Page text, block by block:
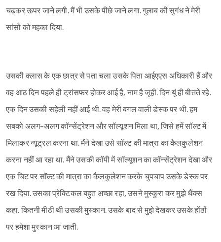
Sign in
चढ़कर ऊपर जाने लगी. मैं भी उसके पीछे जाने लगा. गुलाब की सुगंध ने मेरी
सांसों को महका दिया.
उसकी क्लास के एक छात्र से पता चला उसके पिता आईएएस अधिकारी हैं और
वह आठ दिन पहले ही ट्रांसफर होकर आई है, नाम है जूही. दिन यूं ही बीतते रहे.
एक दिन उसकी सहेली नहीं आई थी. वह मेरी बगल वाली डेस्क पर थी. हम
सबको अलग-अलग कॉन्सेंट्रेशन और सॉल्यूशन मिला था, जिसे हमें सॉल्ट में
मिलाकर न्यूट्रल करना था. मैंने देखा उसे सॉल्ट की मात्रा का कैलकुलेशन
करना नहीं आ रहा था. मैंने उसकी कॉपी में सॉल्यूशन का कॉन्सेंट्रेशन देखा और
एक चिट पर सॉल्ट की मात्रा का कैलकुलेशन करके चुपचाप उसके डेस्क पर
रख दिया. उसका प्रेक्टिकल बहुत अच्छा रहा, उसने मुस्कुरा कर मुझे थैंक्स
कहा. कितनी मीठी थी उसकी मुस्कान. उसके बाद से मुझे देखकर उसके होंठों
पर हमेशा मुस्कान आ जाती.